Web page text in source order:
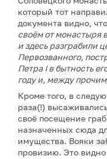
который тот
документа видно,
своём от монастыря
и здесь разграбили
Первозванного,
Петра I в бытность
году и, между
Кроме того, в
раза(!)
своё посещение
назначенных сюда
имущества. Вояки
провизию. Это